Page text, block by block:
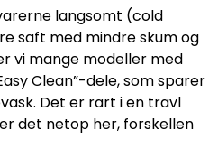
langsomt (cold
saft med mindre skum og
vi mange modeller med
Clean”-dele, som sparer
Det er rart i en travl
det netop her, forskellen